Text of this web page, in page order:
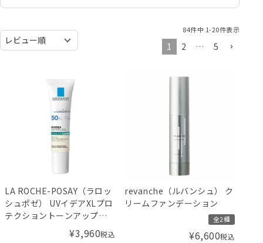
84件中 1-20件表示
1 2 … 5
LA ROCHE-POSAY（ラロッ
シュポゼ） UVイデアXLプロ
テクショントーンアップク
¥3,960税込
revanche（ルバンシュ） ク
リームファンデーション
全2種
¥6,600税込